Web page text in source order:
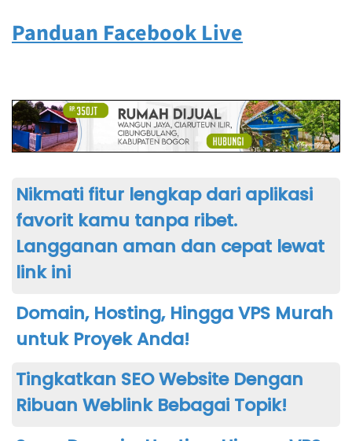
Panduan Facebook Live
Nikmati fitur lengkap dari aplikasi
favorit kamu tanpa ribet.
Langganan aman dan cepat lewat
link ini
Domain, Hosting, Hingga VPS Murah
untuk Proyek Anda!
Tingkatkan SEO Website Dengan
Ribuan Weblink Bebagai Topik!